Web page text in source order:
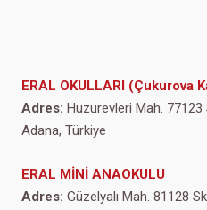
ERAL OKULLARI (Çukurova
Adres: Huzurevleri Mah.
Adana, Türkiye
ERAL MİNİ ANAOKULU
Adres: Güzelyalı Mah. 81128